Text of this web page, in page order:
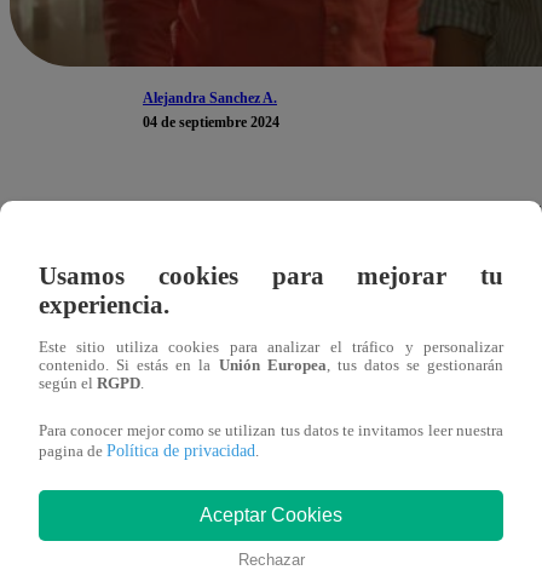
Alejandra Sanchez A.
04 de septiembre 2024
El participante Israel Dreyfus se mostró completamente
armar su pastel de sesos:“No están saliendo bien las
Ese desánimo le pasó factura y le costó seguir el ritmo a
aseguró Israel frente a cámaras.
El conductor José Peláez llegó hasta su cocina para
final porque lo estás haciendo bien”.
precisó el alumno.
Usamos cookies para mejorar tu
experiencia.
Este sitio utiliza cookies para analizar el tráfico y personalizar
contenido. Si estás en la Unión Europea , tus datos se gestionarán
según el RGPD
Para conocer mejor como se utilizan tus datos te invitamos leer nuestra
pagina de Política de privacidad
Aceptar Cookies
Rechazar